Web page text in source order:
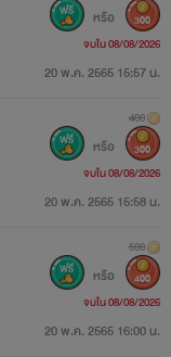
20 พ.ค. 2565 15:57 น.
หรือ 300
จบใน 08/08/2026
20 พ.ค. 2565 15:58 น.
400
หรือ 300
จบใน 08/08/2026
20 พ.ค. 2565 16:00 น.
500
หรือ 400
จบใน 08/08/2026